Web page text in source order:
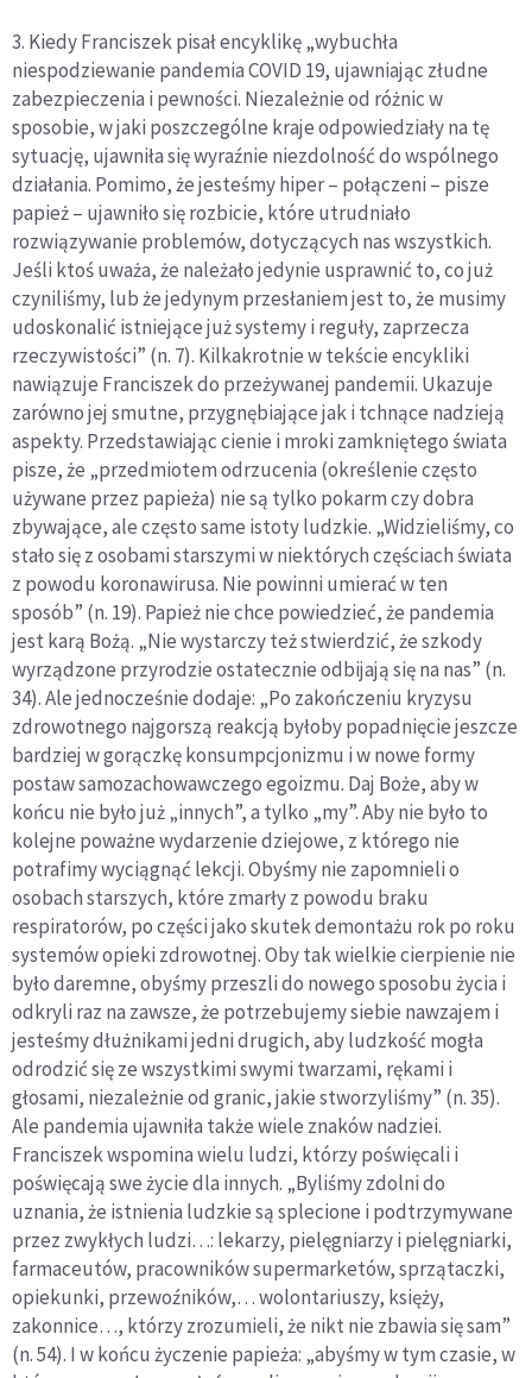
3. Kiedy Franciszek pisał encyklikę „wybuchła
niespodziewanie pandemia COVID 19, ujawniając złudne
zabezpieczenia i pewności. Niezależnie od różnic w
sposobie, w jaki poszczególne kraje odpowiedziały na tę
sytuację, ujawniła się wyraźnie niezdolność do wspólnego
działania. Pomimo, że jesteśmy hiper – połączeni – pisze
papież – ujawniło się rozbicie, które utrudniało
rozwiązywanie problemów, dotyczących nas wszystkich.
Jeśli ktoś uważa, że należało jedynie usprawnić to, co już
czyniliśmy, lub że jedynym przesłaniem jest to, że musimy
udoskonalić istniejące już systemy i reguły, zaprzecza
rzeczywistości” (n. 7). Kilkakrotnie w tekście encykliki
nawiązuje Franciszek do przeżywanej pandemii. Ukazuje
zarówno jej smutne, przygnębiające jak i tchnące nadzieją
aspekty. Przedstawiając cienie i mroki zamkniętego świata
pisze, że „przedmiotem odrzucenia (określenie często
używane przez papieża) nie są tylko pokarm czy dobra
zbywające, ale często same istoty ludzkie. „Widzieliśmy, co
stało się z osobami starszymi w niektórych częściach świata
z powodu koronawirusa. Nie powinni umierać w ten
sposób” (n. 19). Papież nie chce powiedzieć, że pandemia
jest karą Bożą. „Nie wystarczy też stwierdzić, że szkody
wyrządzone przyrodzie ostatecznie odbijają się na nas” (n.
34). Ale jednocześnie dodaje: „Po zakończeniu kryzysu
zdrowotnego najgorszą reakcją byłoby popadnięcie jeszcze
bardziej w gorączkę konsumpcjonizmu i w nowe formy
postaw samozachowawczego egoizmu. Daj Boże, aby w
końcu nie było już „innych”, a tylko „my”. Aby nie było to
kolejne poważne wydarzenie dziejowe, z którego nie
potrafimy wyciągnąć lekcji. Obyśmy nie zapomnieli o
osobach starszych, które zmarły z powodu braku
respiratorów, po części jako skutek demontażu rok po roku
systemów opieki zdrowotnej. Oby tak wielkie cierpienie nie
było daremne, obyśmy przeszli do nowego sposobu życia i
odkryli raz na zawsze, że potrzebujemy siebie nawzajem i
jesteśmy dłużnikami jedni drugich, aby ludzkość mogła
odrodzić się ze wszystkimi swymi twarzami, rękami i
głosami, niezależnie od granic, jakie stworzyliśmy” (n. 35).
Ale pandemia ujawniła także wiele znaków nadziei.
Franciszek wspomina wielu ludzi, którzy poświęcali i
poświęcają swe życie dla innych. „Byliśmy zdolni do
uznania, że istnienia ludzkie są splecione i podtrzymywane
przez zwykłych ludzi…: lekarzy, pielęgniarzy i pielęgniarki,
farmaceutów, pracowników supermarketów, sprzątaczki,
opiekunki, przewoźników,… wolontariuszy, księży,
zakonnice…, którzy zrozumieli, że nikt nie zbawia się sam”
(n. 54). I w końcu życzenie papieża: „abyśmy w tym czasie, w